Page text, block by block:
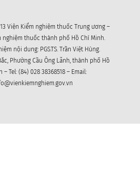
Viện Kiểm nghiệm thuốc Trung ương –
nghiệm thuốc thành phố Hồ Chí Minh.
nội dung: PGS.TS. Trần Việt Hùng.
Phường Cầu Ông Lãnh, thành phố Hồ
– Tel: (84) 028 38368518 – Email: